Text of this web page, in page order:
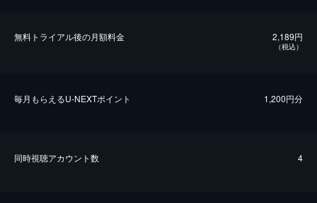
無料トライアル後の⽉額料金 2,189円
（税込）
毎⽉もらえるU-NEXTポイント 1,200円分
同時視聴アカウント数 4